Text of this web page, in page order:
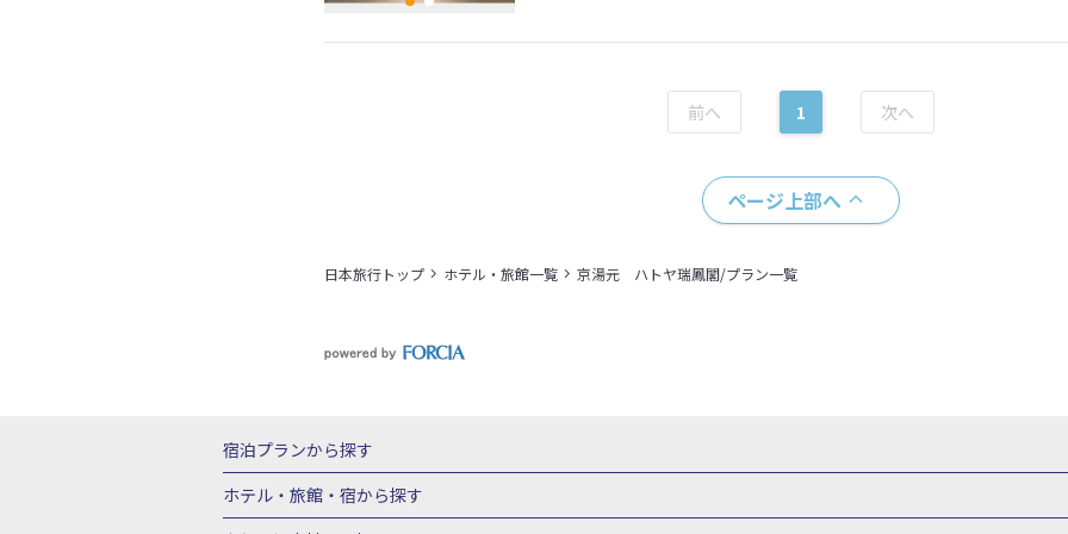
1
ページ上部へ
日本旅行トップ ホテル・旅館一覧 京湯元 ハトヤ瑞鳳閣/プラン一覧
宿泊プランから探す
北海道
東北 青森県
栃木県
群馬県 北陸 富山県 石川県 福井県 甲信越 山梨県 新潟県 長野県 東海 静岡県
ホテル・旅館・宿から探す